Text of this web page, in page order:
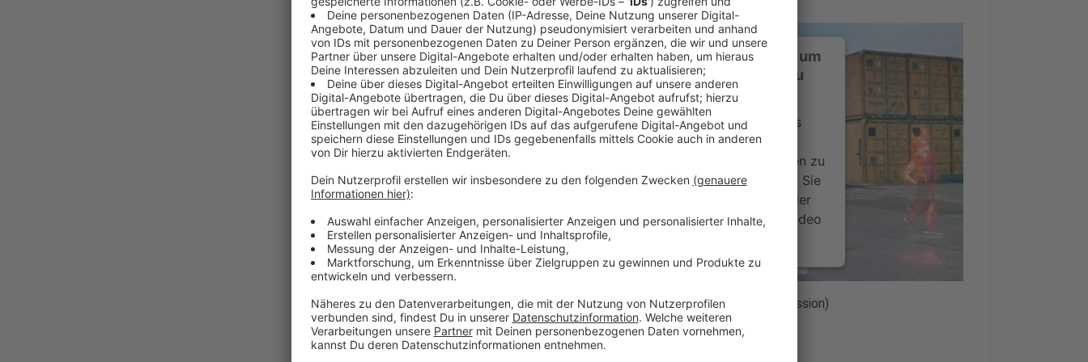
Wir benötigen Ihre Zustimmung, um
den YouTube Video-Service zu
laden!
Wir verwenden einen Service eines
Drittanbieters, um Videoinhalte
einzubetten. Dieser Service kann Daten zu
Ihren Aktivitäten sammeln. Bitte lesen Sie
die Details durch und stimmen Sie der
Nutzung des Service zu, um dieses Video
Mehr Informationen
Akzeptieren
powered byUsercentrics Consent Management
Coldplay - Higher Power (Official Audio // Extraterrestrial Transmission)
Anzeige